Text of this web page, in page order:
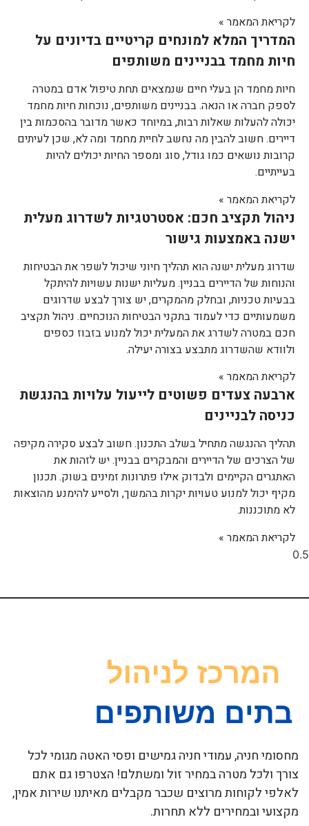
לקריאת המאמר »
המדריך המלא למונחים קריטיים בדיונים על
חיות מחמד בבניינים משותפים
חיות מחמד הן בעלי חיים שנמצאים תחת טיפול אדם במטרה
לספק חברה או הנאה. בבניינים משותפים, נוכחות חיות מחמד
יכולה להעלות שאלות רבות, במיוחד כאשר מדובר בהסכמות בין
דיירים. חשוב להבין מה נחשב לחיית מחמד ומה לא, שכן לעיתים
קרובות נושאים כמו גודל, סוג ומספר החיות יכולים להיות
בעייתיים.
לקריאת המאמר »
ניהול תקציב חכם: אסטרטגיות לשדרוג מעלית
ישנה באמצעות גישור
שדרוג מעלית ישנה הוא תהליך חיוני שיכול לשפר את הבטיחות
והנוחות של הדיירים בבניין. מעליות ישנות עשויות להיתקל
בבעיות טכניות, ובחלק מהמקרים, יש צורך לבצע שדרוגים
משמעותיים כדי לעמוד בתקני הבטיחות הנוכחיים. ניהול תקציב
חכם במטרה לשדרג את המעלית יכול למנוע בזבוז כספים
ולוודא שהשדרוג מתבצע בצורה יעילה.
לקריאת המאמר »
ארבעה צעדים פשוטים לייעול עלויות בהנגשת
כניסה לבניינים
תהליך ההנגשה מתחיל בשלב התכנון. חשוב לבצע סקירה מקיפה
של הצרכים של הדיירים והמבקרים בבניין. יש לזהות את
האתגרים הקיימים ולבדוק אילו פתרונות זמינים בשוק. תכנון
מקיף יכול למנוע טעויות יקרות בהמשך, ולסייע להימנע מהוצאות
לא מתוכננות.
לקריאת המאמר »
מחסומי חניה, עמודי חניה גמישים ופסי האטה מגומי לכל
צורך ולכל מטרה במחיר זול ומשתלם! הצטרפו גם אתם
לאלפי לקוחות מרוצים שכבר מקבלים מאיתנו שירות אמין,
מקצועי ובמחירים ללא תחרות.